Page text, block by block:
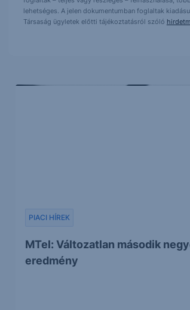
lehetséges. A jelen dokumentumban foglaltak
Társaság ügyletek előtti tájékoztatásról szóló
MTel: Változatlan második
eredmény
PIACI HÍREK